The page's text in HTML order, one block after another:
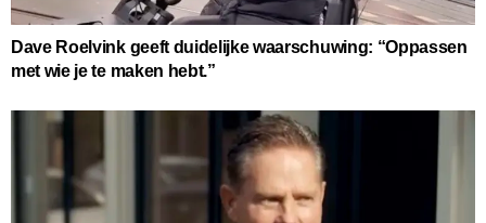
Dave Roelvink geeft duidelijke waarschuwing: “Oppassen
met wie je te maken hebt.”